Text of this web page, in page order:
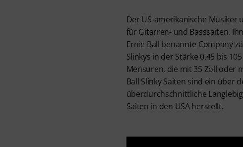
Der US-amerikanische
für Gitarren- und Basssaiten.
Ernie Ball benannte Company
Slinkys in der Stärke 0.45 bis
Mensuren, die mit 35 Zoll oder
Ball Slinky Saiten sind ein über
überdurchschnittliche
Saiten in den USA herstellt.